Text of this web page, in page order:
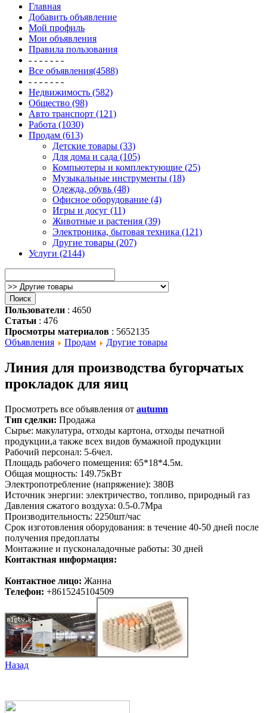
Главная
Добавить объявление
Мой профиль
Мои объявления
Правила пользования
- - - - - - -
Все объявления(4588)
- - - - - - -
Недвижимость (582)
Общество (98)
Авто транспорт (121)
Работа (1030)
Продам (613)
Детские товары (33)
Для дома и сада (105)
Компьютеры и комплектующие (25)
Музыкальные инструменты (18)
Одежда, обувь (48)
Офисное оборудование (4)
Игры и досуг (11)
Животные и растения (39)
Электроника, бытовая техника (121)
Другие товары (207)
Услуги (2144)
Пользователи : 4650
Статьи : 476
Просмотры материалов : 5652135
Объявления
Продам Другие товары
Линия для производства бугорчатых
прокладок для яиц
Просмотреть все объявления от autumn
Тип сделки: Продажа
Сырье: макулатура, отходы картона, отходы печатной
продукции,а также всех видов бумажной продукции
Рабочий персонал: 5-6чел.
Площадь рабочего помещения: 65*18*4.5м.
Общая мощность: 149.75кВт
Электропотребление (напряжение): 380В
Источник энергии: электричество, топливо, природный газ
Давления сжатого воздуха: 0.5-0.7Mpa
Производительность: 2250шт/час
Срок изготовления оборудования: в течение 40-50 дней после
получения предоплаты
Монтажние и пусконаладочные работы: 30 дней
Контактная информация:
Контактное лицо: Жанна
Телефон: +8615245104509
Назад